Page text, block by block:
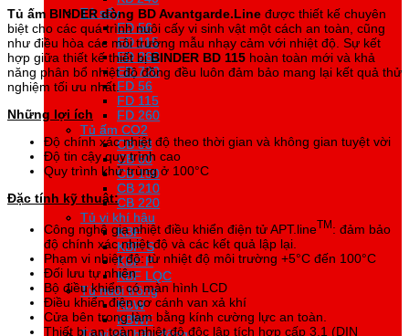
Tủ sấy
ED 56
ED 115
ED 260
ED 720
FD 56
FD 115
FD 260
Tủ ấm CO2
CB 53
CB 60
CB 150
CB 210
CB 220
Tủ vi khí hậu
KBF
KBF-S
KBF P
KBF LQC
Tủ nuôi trồng
KBW
KBWF
Tủ sấy
ED 56
ED 115
ED 260
ED 720
FD 56
FD 115
FD 260
Tủ ấm CO2
CB 53
CB 60
CB 150
CB 210
CB 220
Tủ vi khí hậu
KBF
KBF-S
KBF P
KBF LQC
Tủ nuôi trồng
KBW
KBWF
Tủ ấm BINDER dòng BD Avantgarde.Line được thiết kế chuyên
biệt cho các quá trình nuôi cấy vi sinh vật một cách an toàn, cũng
như điều hòa các môi trường mẫu nhạy cảm với nhiệt độ. Sự kết
hợp giữa thiết kế thiết bịBINDER BD 115 hoàn toàn mới và khả
năng phân bổ nhiệt độ đồng đều luôn đảm bảo mang lại kết quả thử
nghiệm tối ưu nhất.
Những lợi ích
Độ chính xác nhiệt độ theo thời gian và không gian tuyệt vời
Độ tin cậy quy trình cao
Quy trình khử trùng ở 100°C
Đặc tính kỹ thuật:
Công nghệ gia nhiệt điều khiển điện tử APT.lineTM: đảm bảo
độ chính xác nhiệt độ và các kết quả lập lại.
Phạm vi nhiệt độ: từ nhiệt độ môi trường +5°C đến 100°C
Đối lưu tự nhiên
Bộ điều khiển có màn hình LCD
Điều khiển điện cơ cánh van xả khí
Cửa bên trong làm bằng kính cường lực an toàn.
Thiết bị an toàn nhiệt độ độc lập tích hợp cấp 3.1 (DIN